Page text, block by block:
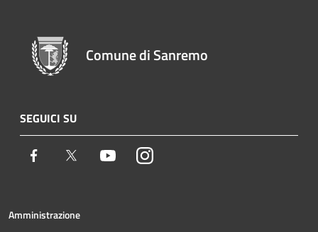
Comune di Sanremo
SEGUICI SU
Facebook Twitter YoutubeInstagram
Amministrazione